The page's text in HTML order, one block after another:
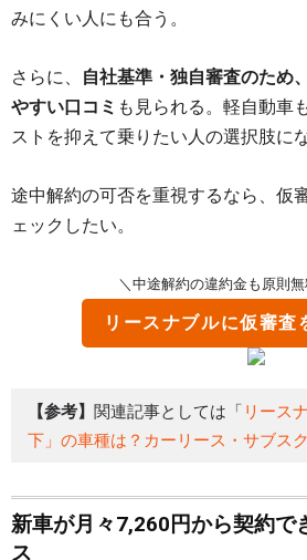
みにくい人にも合う。
さらに、
自社基準・独自審査のため
やすい口コミ も見られる。軽自動車
ストを抑えて乗りたい人の選択肢にな
途中解約の可否を重視するなら、仮
ェックしたい。
＼中途解約の違約金も原則
リースナブルに仮審査
【参考】 関連記事としては「 リース
下」の車種は？カーリース・サブスク
新車が月々7,260円から契約で
ス